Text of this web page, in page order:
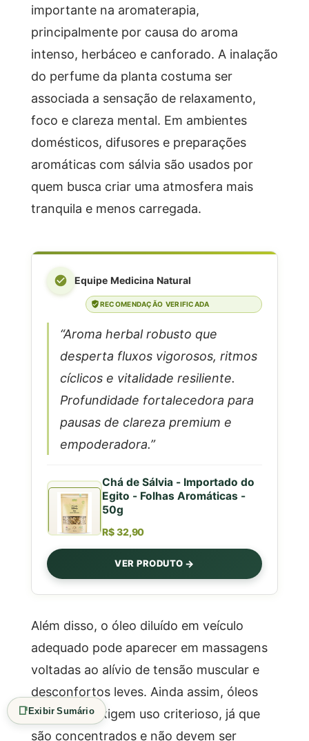
importante na aromaterapia,
principalmente por causa do aroma
intenso, herbáceo e canforado. A inalação
do perfume da planta costuma ser
associada a sensação de relaxamento,
foco e clareza mental. Em ambientes
domésticos, difusores e preparações
aromáticas com sálvia são usados por
quem busca criar uma atmosfera mais
tranquila e menos carregada.
Equipe Medicina Natural
RECOMENDAÇÃO VERIFICADA
“Aroma herbal robusto que
desperta fluxos vigorosos, ritmos
cíclicos e vitalidade resiliente.
Profundidade fortalecedora para
pausas de clareza premium e
empoderadora.”
Chá de Sálvia - Importado do
Egito - Folhas Aromáticas -
50g
R$ 32,90
VER PRODUTO
Além disso, o óleo diluído em veículo
adequado pode aparecer em massagens
voltadas ao alívio de tensão muscular e
desconfortos leves. Ainda assim, óleos
essenciais exigem uso criterioso, já que
são concentrados e não devem ser
📑Exibir Sumário